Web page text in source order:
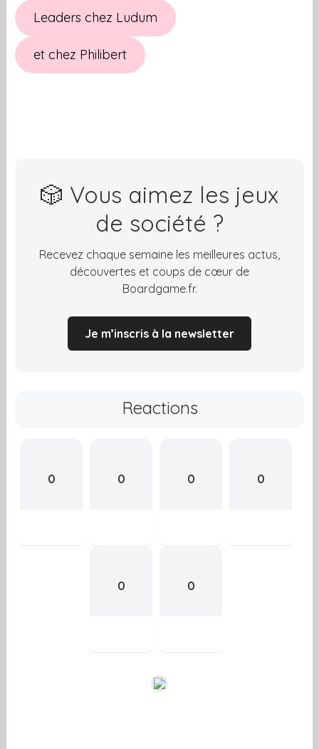
Leaders chez Ludum
et chez Philibert
🎲 Vous aimez les jeux
de société ?
Recevez chaque semaine les meilleures actus,
découvertes et coups de cœur de
Boardgame.fr.
Je m’inscris à la newsletter
Reactions
0 0 0 0
0 0